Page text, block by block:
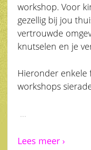
workshop. Voor
gezellig bij jou
vertrouwde
knutselen en je
Hieronder enkele
workshops
…
Lees meer ›